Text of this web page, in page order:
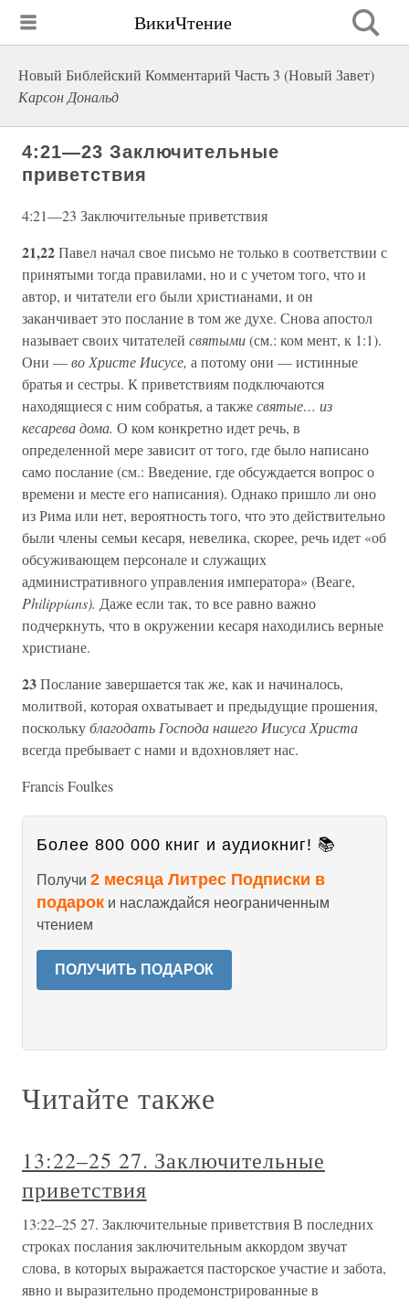
ВикиЧтение
Новый Библейский Комментарий Часть 3 (Новый Завет)
Карсон Дональд
4:21—23 Заключительные
приветствия
4:21—23 Заключительные приветствия
21,22Павел начал свое письмо не только в соответствии с
принятыми тогда правилами, но и с учетом того, что и
автор, и читатели его были христианами, и он
заканчивает это послание в том же духе. Снова апостол
называет своих читателей святыми(см.: ком мент, к 1:1).
Они —во Христе Иисусе, а потому они — истинные
братья и сестры. К приветствиям подключаются
находящиеся с ним собратья, а такжесвятые… из
кесарева дома. О ком конкретно идет речь, в
определенной мере зависит от того, где было написано
само послание (см.: Введение, где обсуждается вопрос о
времени и месте его написания). Однако пришло ли оно
из Рима или нет, вероятность того, что это действительно
были члены семьи кесаря, невелика, скорее, речь идет «об
обсуживающем персонале и служащих
административного управления императора» (Веаге,
Philippians). Даже если так, то все равно важно
подчеркнуть, что в окружении кесаря находились верные
христиане.
23Послание завершается так же, как и начиналось,
молитвой, которая охватывает и предыдущие прошения,
посколькублагодать Господа нашего Иисуса Христа
всегда пребывает с нами и вдохновляет нас.
Francis Foulkes
Более 800 000 книг и аудиокниг! 📚
Получи 2 месяца Литрес Подписки в
подарок и наслаждайся неограниченным
чтением
ПОЛУЧИТЬ ПОДАРОК
Читайте также
13:22–25 27. Заключительные
приветствия
13:22–25 27. Заключительные приветствия В последних
строках послания заключительным аккордом звучат
слова, в которых выражается пасторское участие и забота,
явно и выразительно продемонстрированные в